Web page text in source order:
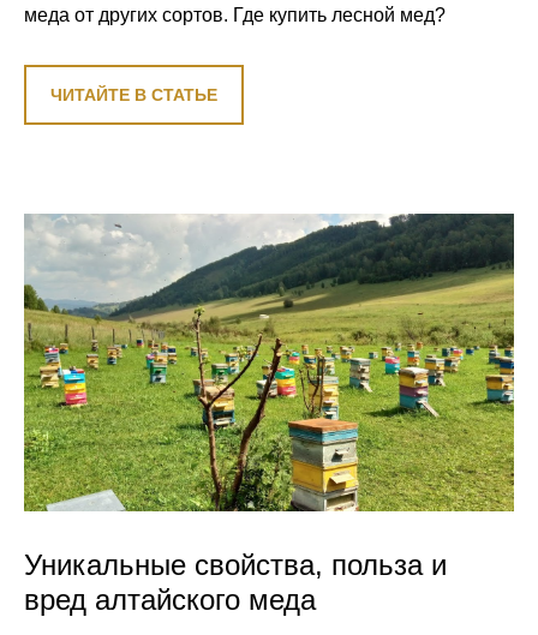
меда от других сортов. Где купить лесной мед?
ЧИТАЙТЕ В СТАТЬЕ
Уникальные свойства, польза и
вред алтайского меда